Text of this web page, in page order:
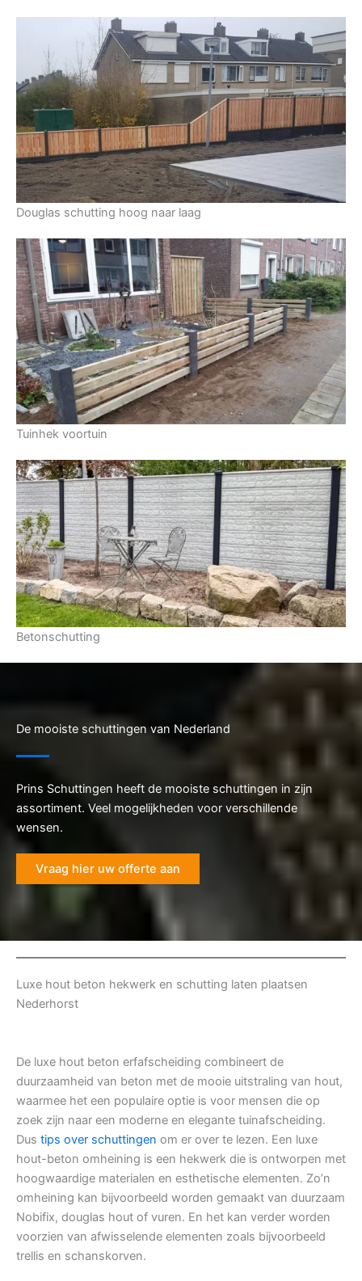
Douglas schutting hoog naar laag
Tuinhek voortuin
Betonschutting
De mooiste schuttingen van Nederland
Prins Schuttingen heeft de mooiste schuttingen in zijn
assortiment. Veel mogelijkheden voor verschillende
wensen.
Vraag hier uw offerte aan
Luxe hout beton hekwerk en schutting laten plaatsen
Nederhorst
De luxe hout beton erfafscheiding combineert de
duurzaamheid van beton met de mooie uitstraling van hout,
waarmee het een populaire optie is voor mensen die op
zoek zijn naar een moderne en elegante tuinafscheiding.
Dus tips over schuttingen om er over te lezen. Een luxe
hout-beton omheining is een hekwerk die is ontworpen met
hoogwaardige materialen en esthetische elementen. Zo’n
omheining kan bijvoorbeeld worden gemaakt van duurzaam
Nobifix, douglas hout of vuren. En het kan verder worden
voorzien van afwisselende elementen zoals bijvoorbeeld
trellis en schanskorven.